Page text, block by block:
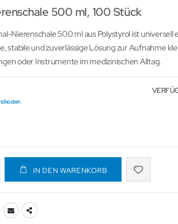
500 ml, 100 Stück
Nierenschale 500 ml aus Polystyrol ist universell
stabile und zuverlässige Lösung zur Aufnahme
oder Instrumente im medizinischen Alltag.
IN DEN WARENKORB